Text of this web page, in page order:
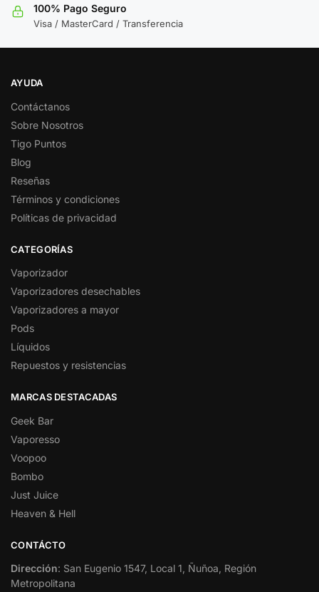
100% Pago Seguro
Visa / MasterCard / Transferencia
AYUDA
Contáctanos
Sobre Nosotros
Tigo Puntos
Blog
Reseñas
Términos y condiciones
Políticas de privacidad
CATEGORÍAS
Vaporizador
Vaporizadores desechables
Vaporizadores a mayor
Pods
Líquidos
Repuestos y resistencias
MARCAS DESTACADAS
Geek Bar
Vaporesso
Voopoo
Bombo
Just Juice
Heaven & Hell
CONTÁCTO
Dirección: San Eugenio 1547, Local 1, Ñuñoa, Región
Metropolitana